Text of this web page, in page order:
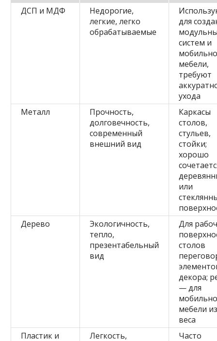
ДСП и МДФ
Недорогие,
легкие, легко
обрабатываемые
для
систем и
мебели,
требуют
ухода
Металл
Прочность,
долговечность,
современный
внешний вид
Каркасы
столов,
стульев,
стойки;
хорошо
или
Дерево
Экологичность,
тепло,
презентабельный
вид
Для
столов
декора;
— для
мебели
веса
Пластик и
Легкость,
Часто